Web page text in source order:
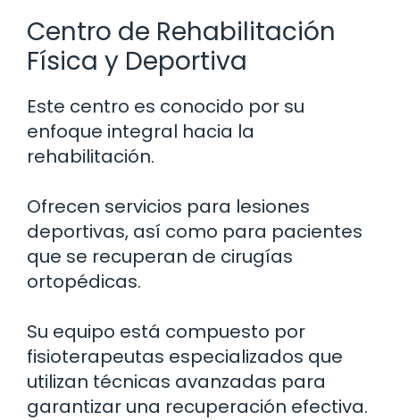
Centro de Rehabilitación
Física y Deportiva
Este centro es conocido por su
enfoque integral hacia la
rehabilitación.
Ofrecen servicios para lesiones
deportivas, así como para pacientes
que se recuperan de cirugías
ortopédicas.
Su equipo está compuesto por
fisioterapeutas especializados que
utilizan técnicas avanzadas para
garantizar una recuperación efectiva.